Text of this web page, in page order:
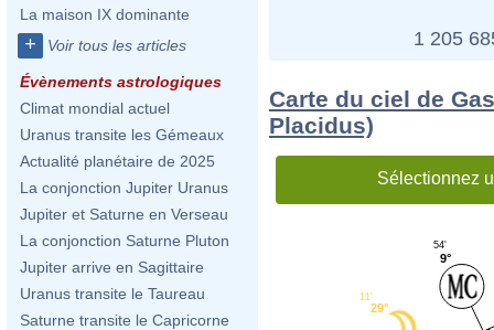
La maison IX dominante
+ Voir tous les articles
Évènements astrologiques
Climat mondial actuel
Uranus transite les Gémeaux
Actualité planétaire de 2025
La conjonction Jupiter Uranus
Jupiter et Saturne en Verseau
La conjonction Saturne Pluton
Jupiter arrive en Sagittaire
Uranus transite le Taureau
Saturne transite le Capricorne
1 205
Carte du ciel de
Placidus)
Sélectionnez
9°
54'
29°
11'